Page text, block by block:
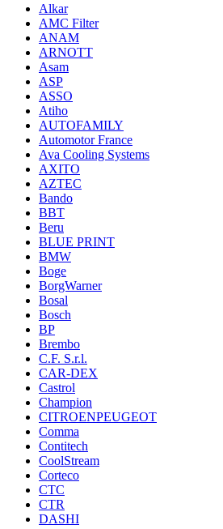
Alkar
AMC Filter
ANAM
ARNOTT
Asam
ASP
ASSO
Atiho
AUTOFAMILY
Automotor France
Ava Cooling Systems
AXITO
AZTEC
Bando
BBT
Beru
BLUE PRINT
BMW
Boge
BorgWarner
Bosal
Bosch
BP
Brembo
C.F. S.r.l.
CAR-DEX
Castrol
Champion
CITROENPEUGEOT
Comma
Contitech
CoolStream
Corteco
CTC
CTR
DASHI